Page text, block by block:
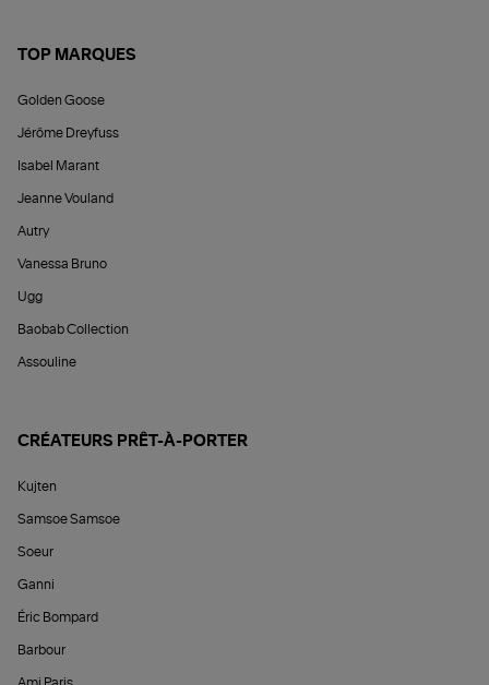
TOP MARQUES
Golden Goose
Jérôme Dreyfuss
Isabel Marant
Jeanne Vouland
Autry
Vanessa Bruno
Ugg
Baobab Collection
Assouline
CRÉATEURS PRÊT-À-PORTER
Kujten
Samsoe Samsoe
Soeur
Ganni
Éric Bompard
Barbour